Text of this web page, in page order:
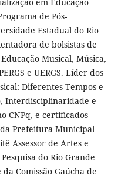
em Educação
de Pós-
Estadual do Rio
de bolsistas de
Musical, Música,
e UERGS. Líder dos
Diferentes Tempos e
Interdisciplinaridade e
CNPq, e certificados
Prefeitura Municipal
Assessor de Artes e
do Rio Grande
da Comissão Gaúcha de